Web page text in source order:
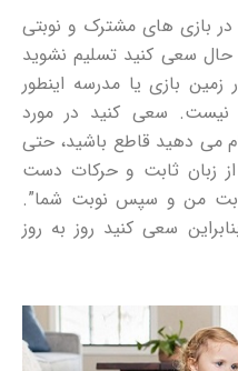
بازی های مشترک و نوبتی
حال سعی کنید تسلیم نشوید
زمین بازی یا مدرسه اینطور
نیست. سعی کنید در مورد
می دهید قاطع باشید، حتی
زبان ثابت و حرکات دست
من و سپس نوبت شما”.
سعی کنید روز به روز